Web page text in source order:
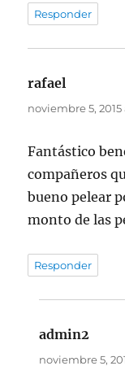
Responder
rafael
noviembre 5, 2015
Fantástico
compañeros
bueno pelear
monto de las
Responder
admin2
noviembre 5,